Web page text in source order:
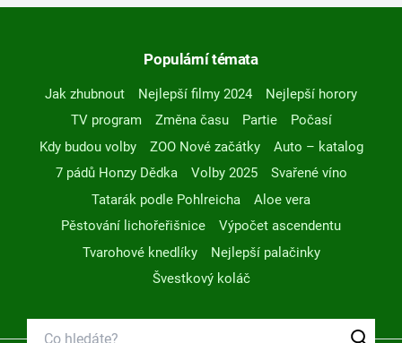
Populární témata
Jak zhubnout Nejlepší filmy 2024
Nejlepší horory
TV program
Změna času Partie
Počasí
Kdy budou volby
ZOO Nové začátky
Auto – katalog
7 pádů Honzy Dědka
Volby 2025
Svařené víno
Tatarák podle Pohlreicha
Aloe vera
Pěstování lichořeřišnice
Výpočet ascendentu
Tvarohové knedlíky
Nejlepší palačinky
Švestkový koláč